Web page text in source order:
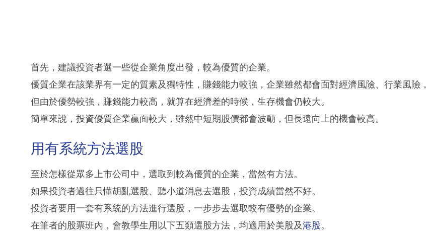
首先，建議投資者選一些從企業角度出發，較為優質的企業。
優質企業在該業界有一定的質素及獨特性，賺錢能力較強，企業雖然都會面對經濟風險、行業風險，
但由於優勢較強，賺錢能力較高，就算在經濟差的時候，生存機會仍較大。
簡單來說，投資優質企業贏面較大，雖然中短期股價都會波動，但長遠向上的機會較高。
用有系統方法選股
至於怎樣從眾多上市公司中，選取到較為優質的企業，當然有方法。
如果投資者過往只懂胡亂選股、聽小道消息去選股，投資成績當然不好。
投資者要用一套有系統的方法進行選股，一步步去選取較有優勢的企業。
在筆者的股票班內，會教學生用以下五類選股方法，均適用於美股及港股。